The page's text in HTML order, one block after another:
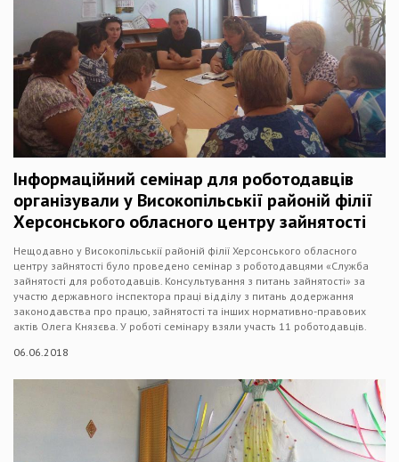
Інформаційний семінар для роботодавців
організували у Високопільськії районій філії
Херсонського обласного центру зайнятості
Нещодавно у Високопільськії районій філії Херсонського обласного
центру зайнятості було проведено семінар з роботодавцями «Служба
зайнятості для роботодавців. Консультування з питань зайнятості» за
участю державного інспектора праці відділу з питань додержання
законодавства про працю, зайнятості та інших нормативно-правових
актів Олега Князєва. У роботі семінару взяли участь 11 роботодавців.
06.06.2018